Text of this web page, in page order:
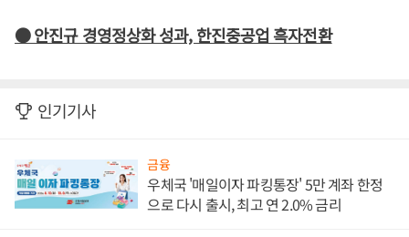
● 안진규 경영정상화 성과, 한진중공업 흑자전환
인기기사
금융
우체국 '매일이자 파킹통장' 5만 계좌 한정
으로 다시 출시, 최고 연 2.0% 금리